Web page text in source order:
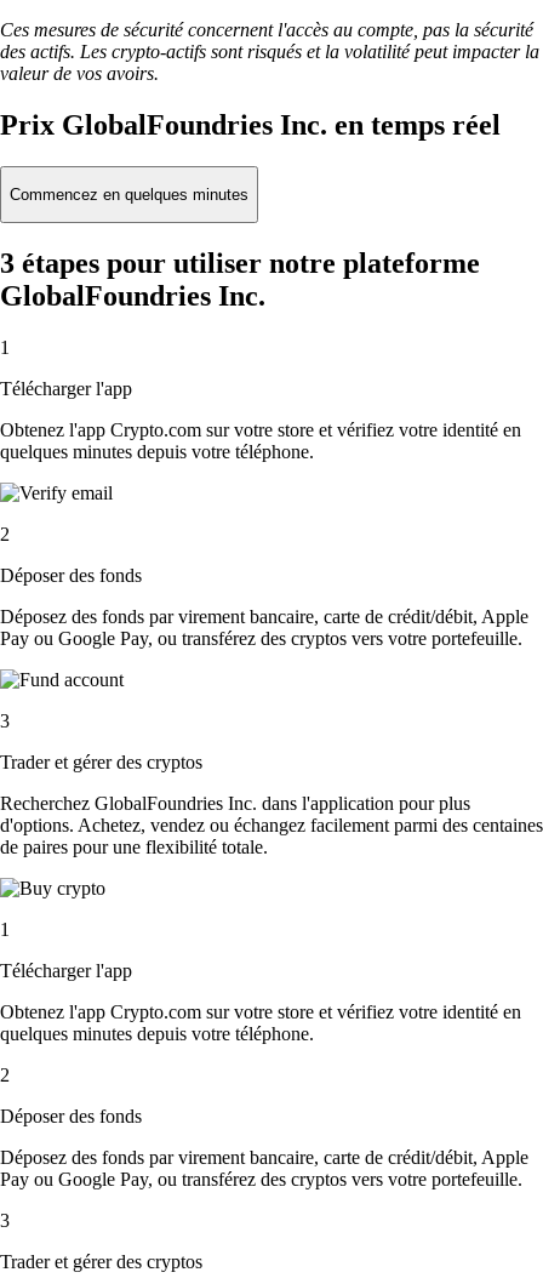
Ces mesures de sécurité concernent l'accès au compte, pas la sécurité
des actifs. Les crypto-actifs sont risqués et la volatilité peut impacter la
valeur de vos avoirs.
Prix GlobalFoundries Inc. en temps réel
Commencez en quelques minutes
3 étapes pour utiliser notre plateforme
GlobalFoundries Inc.
1
Télécharger l'app
Obtenez l'app Crypto.com sur votre store et vérifiez votre identité en
quelques minutes depuis votre téléphone.
2
Déposer des fonds
Déposez des fonds par virement bancaire, carte de crédit/débit, Apple
Pay ou Google Pay, ou transférez des cryptos vers votre portefeuille.
3
Trader et gérer des cryptos
Recherchez GlobalFoundries Inc. dans l'application pour plus
d'options. Achetez, vendez ou échangez facilement parmi des centaines
de paires pour une flexibilité totale.
1
Télécharger l'app
Obtenez l'app Crypto.com sur votre store et vérifiez votre identité en
quelques minutes depuis votre téléphone.
2
Déposer des fonds
Déposez des fonds par virement bancaire, carte de crédit/débit, Apple
Pay ou Google Pay, ou transférez des cryptos vers votre portefeuille.
3
Trader et gérer des cryptos